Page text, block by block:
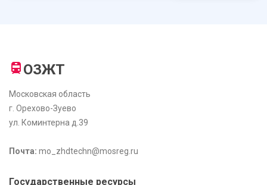
ОЗЖТ
Московская область
г. Орехово-Зуево
ул. Коминтерна д.39
Почта: mo_zhdtechn@mosreg.ru
Государственные ресурсы